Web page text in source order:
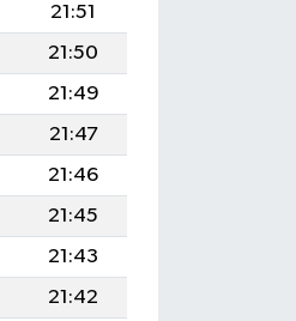
21:51
21:50
21:49
21:47
21:46
21:45
21:43
21:42